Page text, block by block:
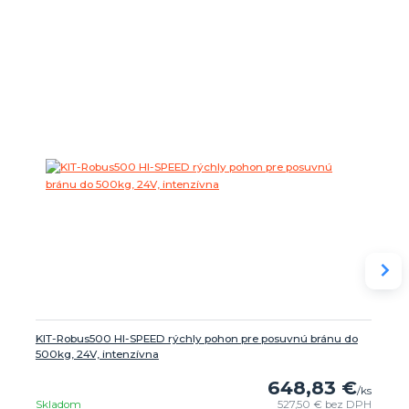
KIT-Robus500 HI-SPEED rýchly pohon pre posuvnú bránu do
500kg, 24V, intenzívna
648,83 €/ks
527,50 € bez DPH
Skladom